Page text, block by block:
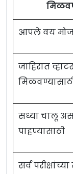
आपले वय
जाहिरात
सध्या चालू
पाहण्यासाठी
सर्व